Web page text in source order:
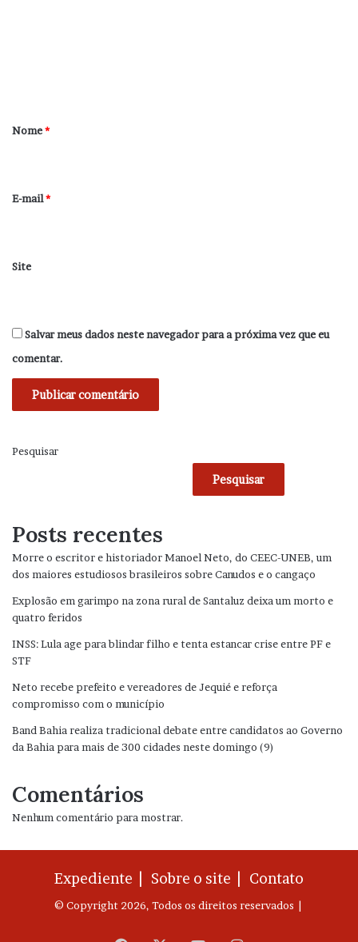
r
*
Nome*
E-mail*
Site
Salvar meus dados neste navegador para a próxima vez que eu
comentar.
Pesquisar
Pesquisar
Posts recentes
Morre o escritor e historiador Manoel Neto, do CEEC-UNEB, um
dos maiores estudiosos brasileiros sobre Canudos e o cangaço
Explosão em garimpo na zona rural de Santaluz deixa um morto e
quatro feridos
INSS: Lula age para blindar filho e tenta estancar crise entre PF e
STF
Neto recebe prefeito e vereadores de Jequié e reforça
compromisso com o município
Band Bahia realiza tradicional debate entre candidatos ao Governo
da Bahia para mais de 300 cidades neste domingo (9)
Comentários
Nenhum comentário para mostrar.
Expediente | Sobre o site | Contato
© Copyright 2026, Todos os direitos reservados |